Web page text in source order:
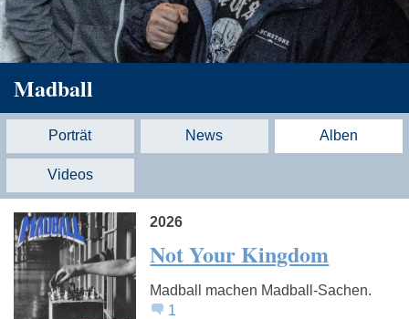
Madball
Porträt News Alben
Videos
2026
Not Your Kingdom
Madball machen Madball-Sachen.
1